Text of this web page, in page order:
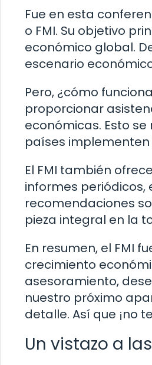
Fue en esta
o FMI. Su objetivo
económico global.
escenario
Pero, ¿cómo
proporcionar
económicas. Esto
países
El FMI también
informes periódicos,
recomendaciones
pieza integral en la
En resumen, el FMI
crecimiento
asesoramiento,
nuestro próximo
detalle. Así que ¡no
Un vistazo a